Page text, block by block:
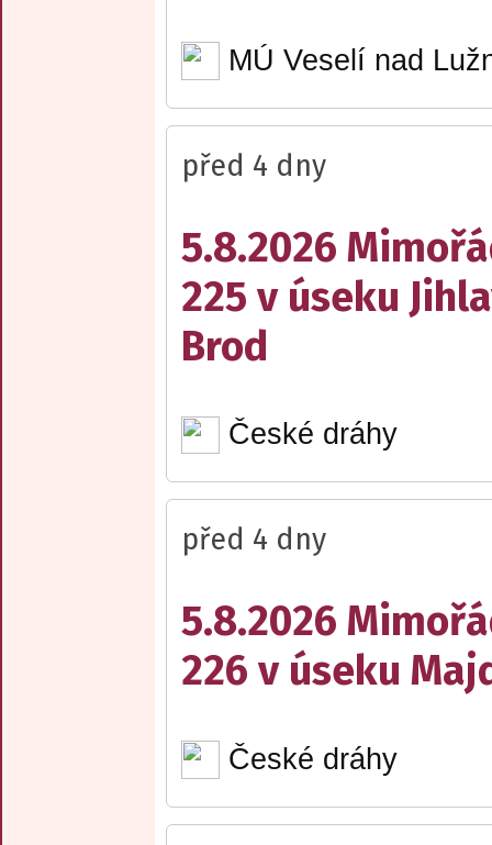
MÚ Veselí nad
před 4 dny
5.8.2026
225 v úseku
Brod
České dráhy
před 4 dny
5.8.2026
226 v úseku
České dráhy